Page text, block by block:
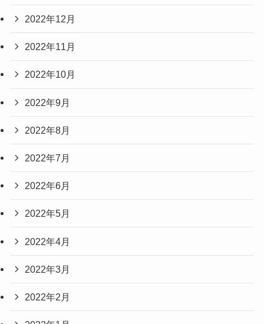
2022年12月
2022年11月
2022年10月
2022年9月
2022年8月
2022年7月
2022年6月
2022年5月
2022年4月
2022年3月
2022年2月